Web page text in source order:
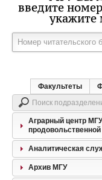
введите
укажите
Факультеты
Аграрный центр
Аналитическая
Архив МГУ